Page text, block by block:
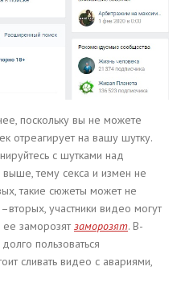
поскольку вы не можете
отреагирует на вашу шутку.
с шутками над
тему секса и измен не
такие сюжеты может не
участники видео могут
ее заморозятзаморозят. В-
пользоваться
сливать видео с авариями,